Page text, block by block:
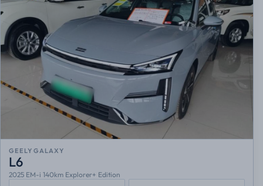
GEELY GALAXY
L6
2025 EM-i 140km Explorer+ Edition